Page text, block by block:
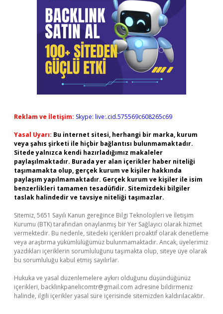
Reklam ve İletişim: Skype: live:.cid.575569c608265c69
Yasal Uyarı: Bu internet sitesi, herhangi bir marka, kurum
veya şahıs şirketi ile hiçbir bağlantısı bulunmamaktadır.
Sitede yalnızca kendi hazırladığımız makaleler
paylaşılmaktadır. Burada yer alan içerikler haber niteliği
taşımamakta olup, gerçek kurum ve kişiler hakkında
paylaşım yapılmamaktadır. Gerçek kurum ve kişiler ile isim
benzerlikleri tamamen tesadüfidir. Sitemizdeki bilgiler
taslak halindedir ve tavsiye niteliği taşımazlar.
Sitemiz, 5651 Sayılı Kanun gereğince Bilgi Teknolojileri ve İletişim
Kurumu (BTK) tarafından onaylanmış bir Yer Sağlayıcı olarak hizmet
vermektedir. Bu nedenle, sitedeki içerikleri proaktif olarak denetleme
veya araştırma yükümlülüğümüz bulunmamaktadır. Ancak, üyelerimiz
yazdıkları içeriklerin sorumluluğunu taşımakta olup, siteye üye olarak
bu sorumluluğu kabul etmiş sayılırlar.
Hukuka ve yasal düzenlemelere aykırı olduğunu düşündüğünüz
içerikleri, backlinkpanelicomtr@gmail.com adresine bildirmeniz
halinde, ilgili içerikler yasal süre içerisinde sitemizden kaldırılacaktır.